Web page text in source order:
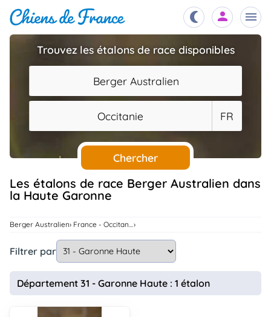
Chiots
Éleveurs
Étalons
Chiens
Services
Assurances
Connexion
Trouvez les étalons de race disponibles
Berger Australien
Occitanie FR
Chercher
Les étalons de race Berger Australien dans
la Haute Garonne
Berger Australien France - Occitanie
Filtrer par
Département 31 - Garonne Haute : 1 étalon